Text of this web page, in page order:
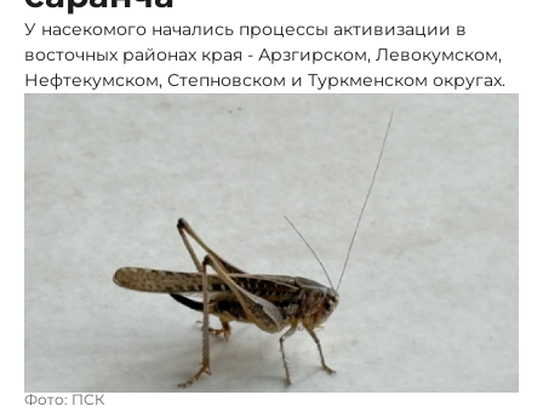
У насекомого начались процессы активизации в
восточных районах края - Арзгирском, Левокумском,
Нефтекумском, Степновском и Туркменском округах.
Фото: ПСК